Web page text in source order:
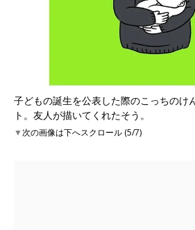
子どもの誕生を公表した際のこっちのけ
ト。友人が描いてくれたそう。
▼次の画像は下へスクロール (5/7)